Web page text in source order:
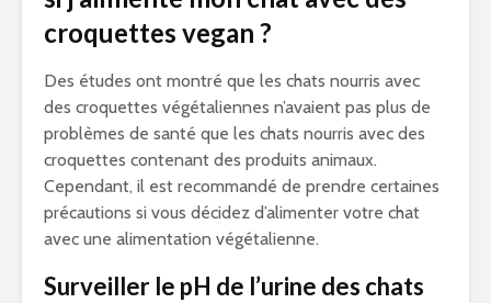
croquettes vegan ?
Des études ont montré que les chats nourris avec
des croquettes végétaliennes n’avaient pas plus de
problèmes de santé que les chats nourris avec des
croquettes contenant des produits animaux.
Cependant, il est recommandé de prendre certaines
précautions si vous décidez d’alimenter votre chat
avec une alimentation végétalienne.
Surveiller le pH de l’urine des chats